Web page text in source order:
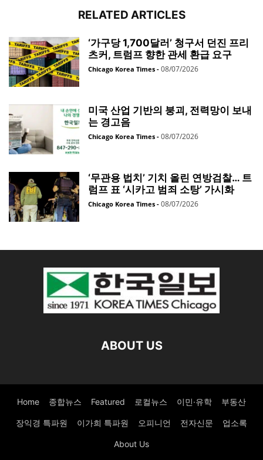
RELATED ARTICLES
‘가구당 1,700달러’ 청구서 던진 프리
츠커, 트럼프 향한 관세 환급 요구
Chicago Korea Times - 08/07/2026
미국 산업 기반의 붕괴, 전력망이 보내
는 경고음
Chicago Korea Times - 08/07/2026
‘무관용 법치’ 기치 올린 연방검찰… 트
럼프 표 ‘시카고 범죄 소탕’ 가시화
Chicago Korea Times - 08/07/2026
ABOUT US
Home 종합뉴스 Featured 로컬뉴스 이민·유학 부동산
장익경 특파원 이가희 특파원 오피니언 전자신문 업소록
About Us